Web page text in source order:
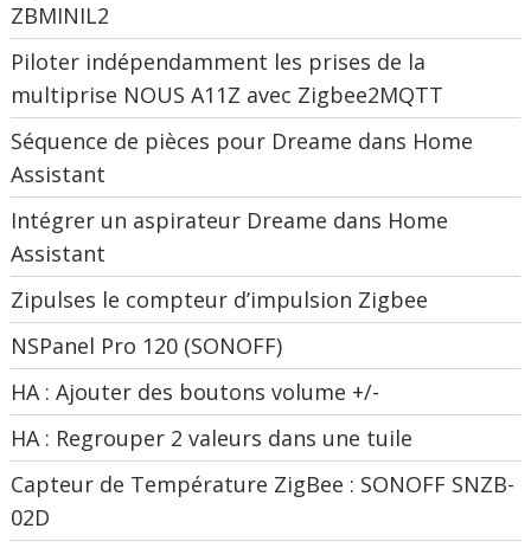
ZBMINIL2
Piloter indépendamment les prises de la
multiprise NOUS A11Z avec Zigbee2MQTT
Séquence de pièces pour Dreame dans Home
Assistant
Intégrer un aspirateur Dreame dans Home
Assistant
Zipulses le compteur d’impulsion Zigbee
NSPanel Pro 120 (SONOFF)
HA : Ajouter des boutons volume +/-
HA : Regrouper 2 valeurs dans une tuile
Capteur de Température ZigBee : SONOFF SNZB-
02D